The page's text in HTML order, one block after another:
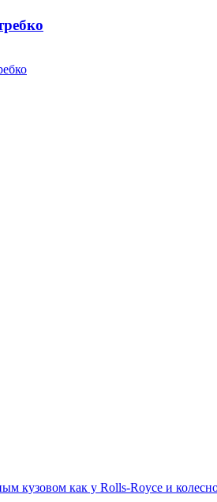
кузовом как у Rolls-Royce и